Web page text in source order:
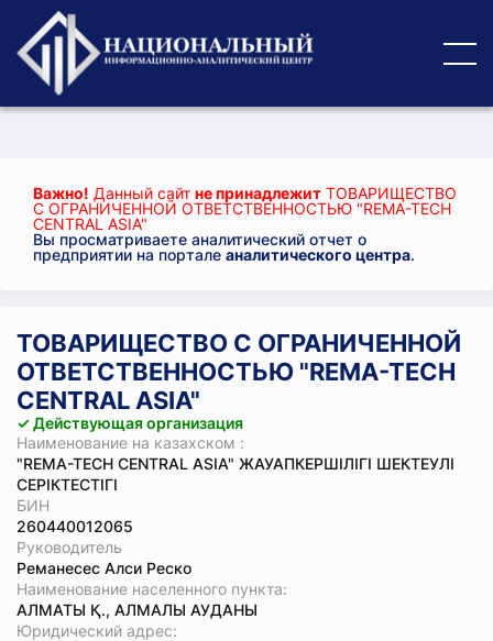
Важно! Данный сайт не принадлежит ТОВАРИЩЕСТВО
С ОГРАНИЧЕННОЙ ОТВЕТСТВЕННОСТЬЮ "REMA-TECH
CENTRAL ASIA"
Вы просматриваете аналитический отчет о
предприятии на портале аналитического центра.
ТОВАРИЩЕСТВО С ОГРАНИЧЕННОЙ
ОТВЕТСТВЕННОСТЬЮ "REMA-TECH
CENTRAL ASIA"
✓ Действующая организация
Наименование на казахском :
"REMA-TECH CENTRAL ASIA" ЖАУАПКЕРШІЛІГІ ШЕКТЕУЛІ
СЕРІКТЕСТІГІ
БИН
260440012065
Руководитель
Реманесес Алси Реско
Наименование населенного пункта:
АЛМАТЫ Қ., АЛМАЛЫ АУДАНЫ
Юридический адрес: